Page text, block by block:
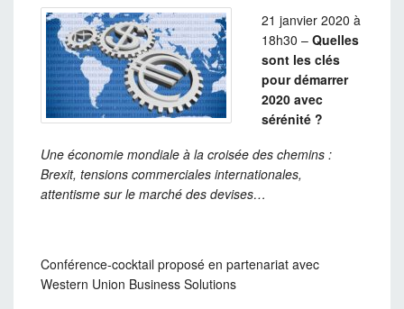
21 janvier 2020 à
18h30 – Quelles
sont les clés
pour démarrer
2020 avec
sérénité ?
Une économie mondiale à la croisée des chemins :
Brexit, tensions commerciales internationales,
attentisme sur le marché des devises…
Conférence-cocktail proposé en partenariat avec
Western Union Business Solutions